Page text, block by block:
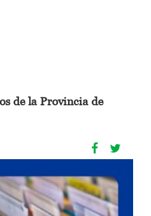
de la Provincia de